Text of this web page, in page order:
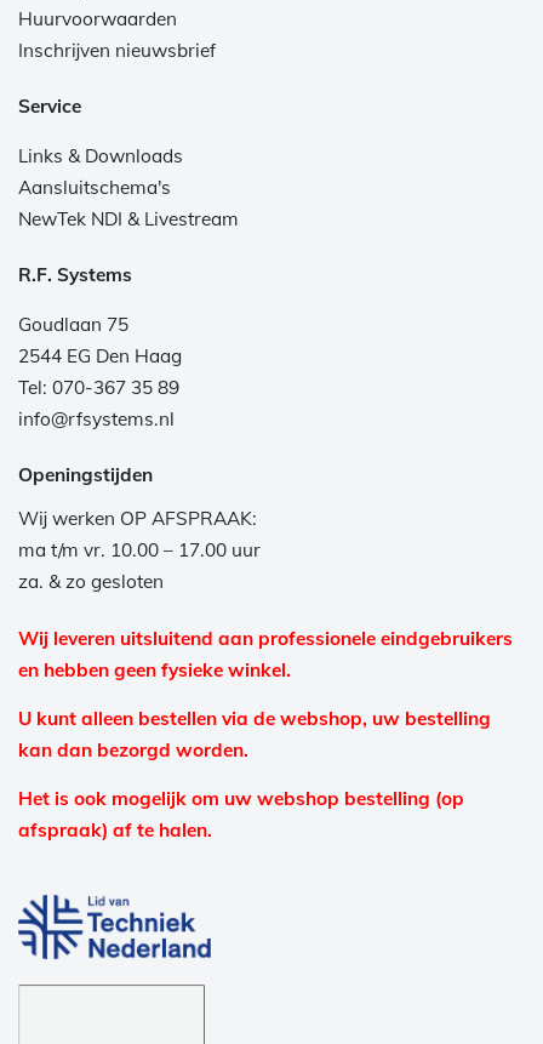
Huurvoorwaarden
Inschrijven nieuwsbrief
Service
Links & Downloads
Aansluitschema's
NewTek NDI & Livestream
R.F. Systems
Goudlaan 75
2544 EG Den Haag
Tel: 070-367 35 89
info@rfsystems.nl
Openingstijden
Wij werken OP AFSPRAAK:
ma t/m vr. 10.00 – 17.00 uur
za. & zo gesloten
Wij leveren uitsluitend aan professionele eindgebruikers
en hebben geen fysieke winkel.
U kunt alleen bestellen via de webshop, uw bestelling
kan dan bezorgd worden.
Het is ook mogelijk om uw webshop bestelling (op
afspraak) af te halen.